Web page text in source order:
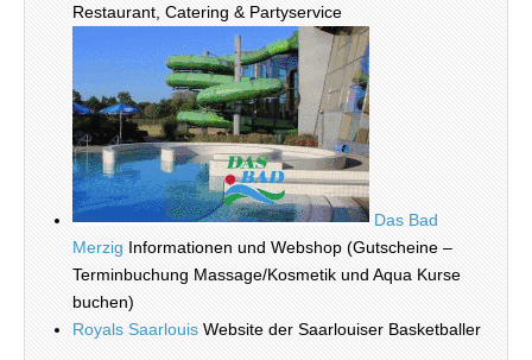
Restaurant, Catering & Partyservice
Das Bad
Merzig Informationen und Webshop (Gutscheine –
Terminbuchung Massage/Kosmetik und Aqua Kurse
buchen)
Royals Saarlouis Website der Saarlouiser Basketballer